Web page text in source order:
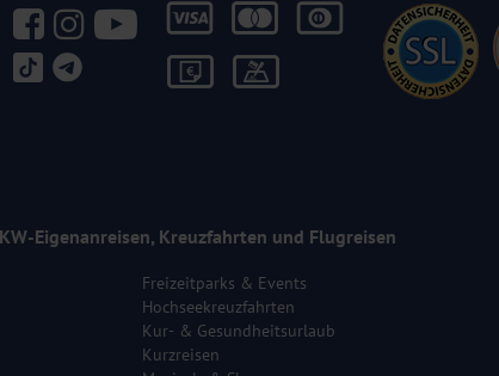
Eigenanreisen, Kreuzfahrten und Flugreisen
Freizeitparks & Events
Hochseekreuzfahrten
Kur- & Gesundheitsurlaub
Kurzreisen